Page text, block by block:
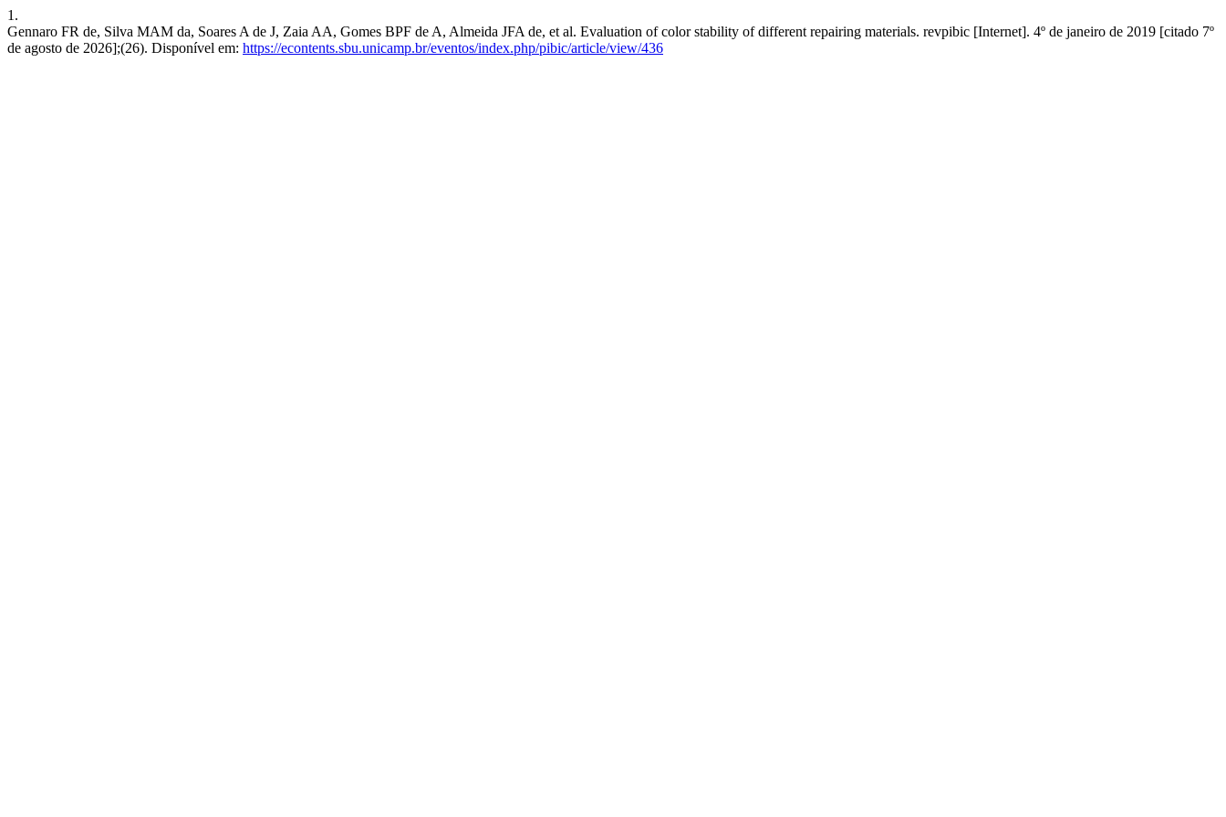
1.
Gennaro FR de, Silva MAM da, Soares A de J, Zaia AA, Gomes BPF de A, Almeida JFA de, et al. Evaluation of color stability of different repairing materials. revpibic [Internet]. 4º de janeiro de 2019 [citado 7º
de agosto de 2026];(26). Disponível em: https://econtents.sbu.unicamp.br/eventos/index.php/pibic/article/view/436